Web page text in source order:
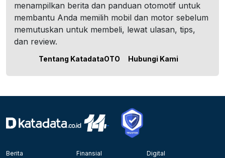
menampilkan berita dan panduan otomotif untuk
membantu Anda memilih mobil dan motor sebelum
memutuskan untuk membeli, lewat ulasan, tips,
dan review.
Tentang KatadataOTO Hubungi Kami
Berita
Finansial
Digital